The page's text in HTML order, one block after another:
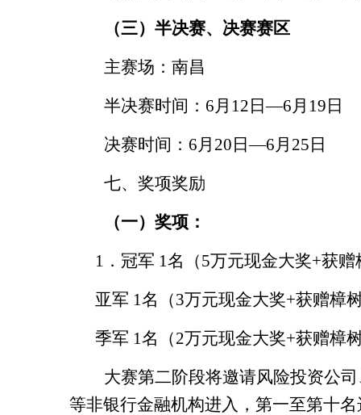
（三）半决赛、决赛赛区
主赛场：南昌
半决赛时间： 6月 12 日—6月 19 日
决赛时间： 6月 20 日—6月 25 日
七、奖项奖励
（一）奖项：
1 ．冠军 1名（5万元现金大奖+获赠
亚军 1名（3万元现金大奖+获赠樟
季军 1名（2万元现金大奖+获赠樟
大赛第二阶段将邀请风险投资公
等非银行金融机构进入，第一至第十